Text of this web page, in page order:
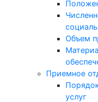
Объем
Приемное
услуг